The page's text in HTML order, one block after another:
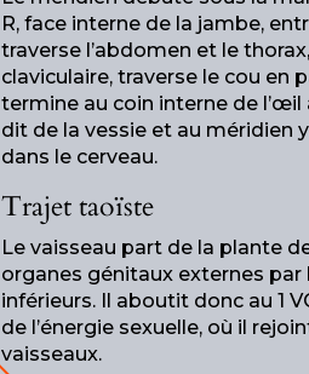
R, face interne de la jambe,
traverse l’abdomen et le
claviculaire, traverse le cou en
termine au coin interne de l’œil
dit de la vessie et au méridien
dans le cerveau.
Trajet taoïste
Le vaisseau part de la plante
organes génitaux externes
inférieurs. Il aboutit donc au 1
de l’énergie sexuelle, où il
vaisseaux.